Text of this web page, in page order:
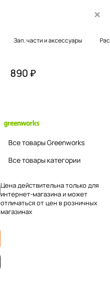
Зап. части и аксессуары
890 ₽
Все товары Greenworks
Все товары категории
Цена действительна только для
интернет-магазина и может
отличаться от цен в розничных
магазинах